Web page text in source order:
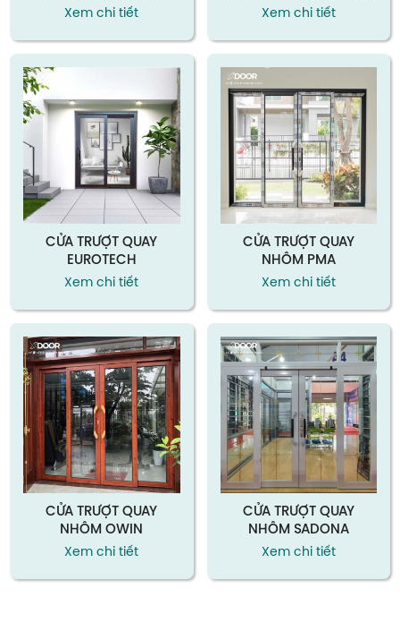
Xem chi tiết Xem chi tiết
CỬA TRƯỢT QUAY
EUROTECH
Xem chi tiết
CỬA TRƯỢT QUAY
NHÔM PMA
Xem chi tiết
CỬA TRƯỢT QUAY
NHÔM OWIN
Xem chi tiết
CỬA TRƯỢT QUAY
NHÔM SADONA
Xem chi tiết